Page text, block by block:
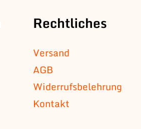
Rechtliches
Versand
AGB
Widerrufsbelehrung
Kontakt